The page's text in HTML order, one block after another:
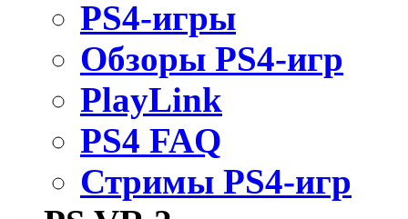
PS4-игры
Обзоры PS4-игр
PlayLink
PS4 FAQ
Стримы PS4-игр